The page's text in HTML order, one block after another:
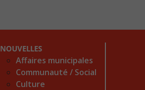
NOUVELLES
Affaires municipales
Communauté / Social
Culture